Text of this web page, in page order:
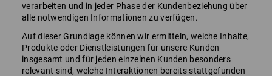
verarbeiten und in jeder Phase der Kundenbeziehung über
alle notwendigen Informationen zu verfügen.
Auf dieser Grundlage können wir ermitteln, welche Inhalte,
Produkte oder Dienstleistungen für unsere Kunden
insgesamt und für jeden einzelnen Kunden besonders
relevant sind, welche Interaktionen bereits stattgefunden